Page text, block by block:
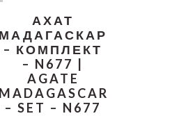
АХАТ
МАДАГАСКАР
– КОМПЛЕКТ
– N677 |
AGATE
MADAGASCAR
– SET – N677